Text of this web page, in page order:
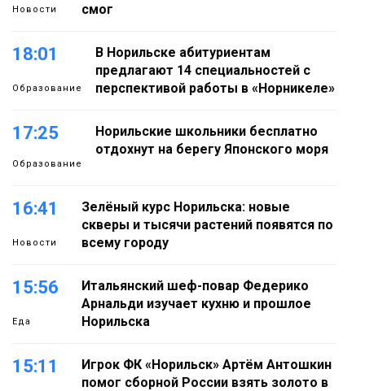
Новости
смог
18:01
Образование
В Норильске абитуриентам
предлагают 14 специальностей с
перспективой работы в «Норникеле»
17:25
Образование
Норильские школьники бесплатно
отдохнут на берегу Японского моря
16:41
Новости
Зелёный курс Норильска: новые
скверы и тысячи растений появятся по
всему городу
15:56
Еда
Итальянский шеф-повар Федерико
Арнальди изучает кухню и прошлое
Норильска
15:11
Игрок ФК «Норильск» Артём Антошкин
помог сборной России взять золото в